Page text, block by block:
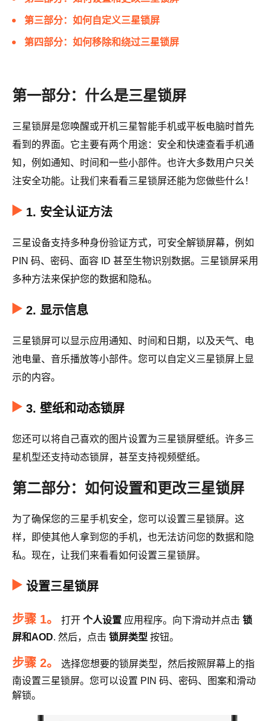
第三部分：如何自定义三星锁屏
第四部分：如何移除和绕过三星锁屏
第一部分：什么是三星锁屏
三星锁屏是您唤醒或开机三星智能手机或平板电脑时首先
看到的界面。它主要有两个用途：安全和快速查看手机通
知，例如通知、时间和一些小部件。也许大多数用户只关
注安全功能。让我们来看看三星锁屏还能为您做些什么！
1. 安全认证方法
三星设备支持多种身份验证方式，可安全解锁屏幕，例如
PIN 码、密码、面容 ID 甚至生物识别数据。三星锁屏采用
多种方法来保护您的数据和隐私。
2. 显示信息
三星锁屏可以显示应用通知、时间和日期，以及天气、电
池电量、音乐播放等小部件。您可以自定义三星锁屏上显
示的内容。
3. 壁纸和动态锁屏
您还可以将自己喜欢的图片设置为三星锁屏壁纸。许多三
星机型还支持动态锁屏，甚至支持视频壁纸。
第二部分：如何设置和更改三星锁屏
为了确保您的三星手机安全，您可以设置三星锁屏。这
样，即使其他人拿到您的手机，也无法访问您的数据和隐
私。现在，让我们来看看如何设置三星锁屏。
设置三星锁屏
步骤 1。 打开 个人设置 应用程序。向下滑动并点击 锁
屏和AOD. 然后，点击 锁屏类型 按钮。
步骤 2。
选择您想要的锁屏类型，然后按照屏幕上的指
南设置三星锁屏。您可以设置 PIN 码、密码、图案和滑动
解锁。